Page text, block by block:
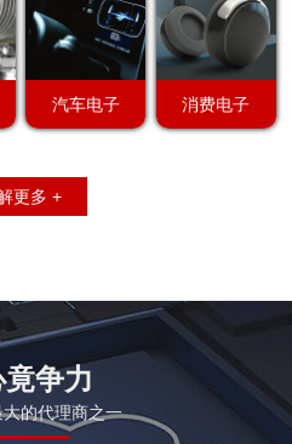
汽车电子 消费电子
更多 +
争力
的代理商之一